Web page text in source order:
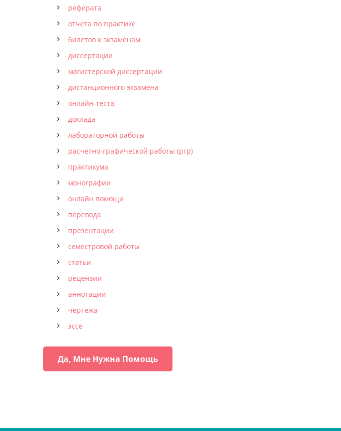
реферата
отчета по практике
билетов к экзаменам
диссертации
магистерской диссертации
дистанционного экзамена
онлайн-теста
доклада
лабораторной работы
расчётно-графической работы (ргр)
практикума
монографии
онлайн помощи
перевода
презентации
семестровой работы
статьи
рецензии
аннотации
чертежа
эссе
Да, Мне Нужна Помощь